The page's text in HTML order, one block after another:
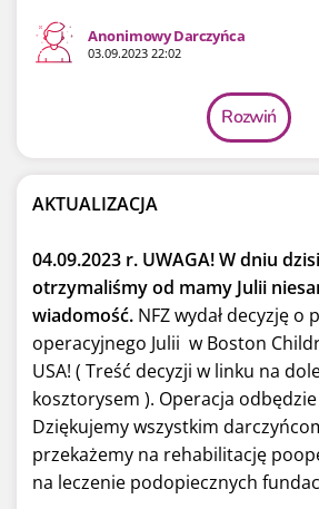
Anonimowy Darczyńca
03.09.2023 22:02
Rozwiń
AKTUALIZACJA
04.09.2023 r. UWAGA! W dniu
otrzymaliśmy od mamy Julii
wiadomość. NFZ wydał decyzję o
operacyjnego Julii w Boston
USA! ( Treść decyzji w linku na
kosztorysem ). Operacja
Dziękujemy wszystkim
przekażemy na rehabilitację
na leczenie podopiecznych